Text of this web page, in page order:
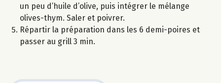
un peu d’huile d’olive, puis intégrer le mélange
olives-thym. Saler et poivrer.
Répartir la préparation dans les 6 demi-poires et
passer au grill 3 min.